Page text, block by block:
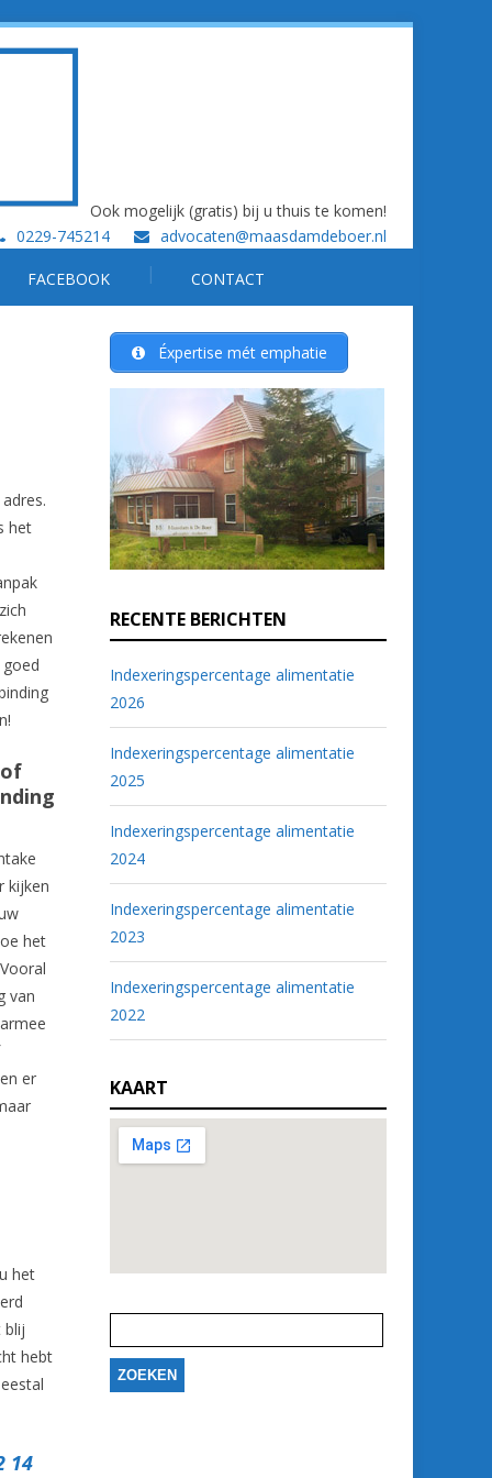
Ook mogelijk (gratis) bij u thuis te komen!
0229-745214
advocaten@maasdamdeboer.nl
FACEBOOK CONTACT
het
kijken
het
van
er
het
blij
hebt
14
Éxpertise mét emphatie
RECENTE BERICHTEN
Indexeringspercentage alimentatie
2026
Indexeringspercentage alimentatie
2025
Indexeringspercentage alimentatie
2024
Indexeringspercentage alimentatie
2023
Indexeringspercentage alimentatie
2022
KAART
naar: